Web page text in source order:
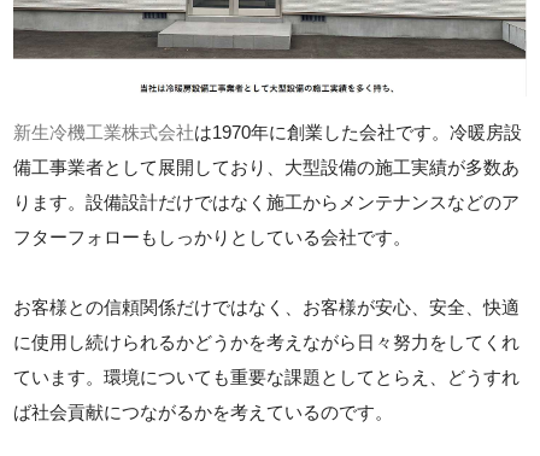
新生冷機工業株式会社は1970年に創業した会社です。冷暖房設
備工事業者として展開しており、大型設備の施工実績が多数あ
ります。設備設計だけではなく施工からメンテナンスなどのア
フターフォローもしっかりとしている会社です。
お客様との信頼関係だけではなく、お客様が安心、安全、快適
に使用し続けられるかどうかを考えながら日々努力をしてくれ
ています。環境についても重要な課題としてとらえ、どうすれ
ば社会貢献につながるかを考えているのです。